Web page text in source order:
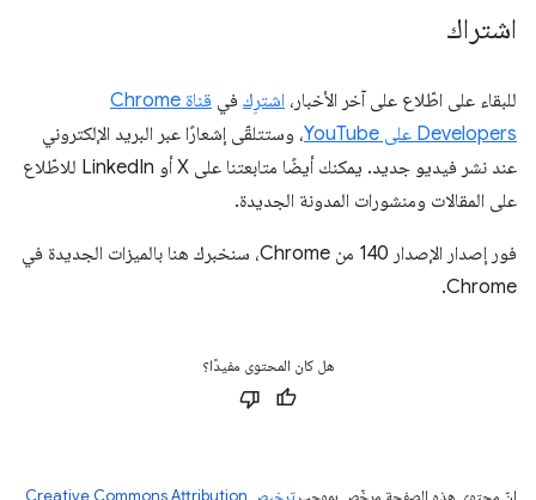
اشتراك
للبقاء على اطّلاع على آخر الأخبار، اشترِك في
قناة Chrome
Developers على YouTube
، وستتلقّى إشعارًا عبر البريد الإلكتروني
عند نشر فيديو جديد. يمكنك أيضًا متابعتنا على X أو LinkedIn للاطّلاع
على المقالات ومنشورات المدونة الجديدة.
فور إصدار الإصدار 140 من Chrome، سنخبرك هنا بالميزات الجديدة في
Chrome.
هل كان المحتوى مفيدًا؟
إنّ محتوى هذه الصفحة مرخّص بموجب
ترخيص Creative Commons Attribution